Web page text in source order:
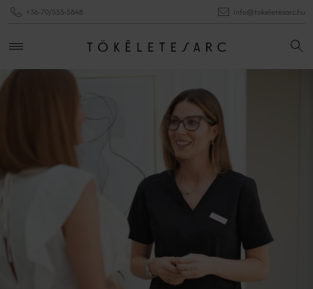
+36-70/555-5848 info@tokeletesarc.hu